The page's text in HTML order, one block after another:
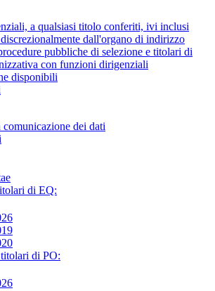
a qualsiasi titolo conferiti, ivi inclusi
dall'organo di indirizzo
pubbliche di selezione e titolari di
con funzioni dirigenziali
disponibili
comunicazione dei dati
di EQ:
di PO: